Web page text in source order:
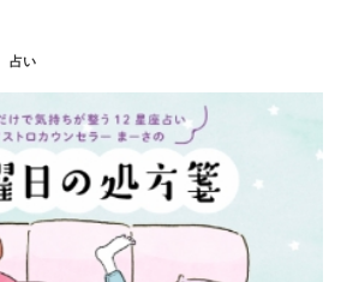
占い